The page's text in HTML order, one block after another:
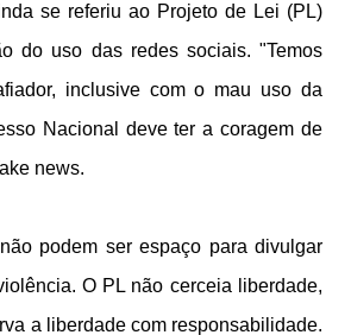
se referiu ao Projeto de Lei (PL)
do uso das redes sociais. "Temos
inclusive com o mau uso da
Nacional deve ter a coragem de
news.
podem ser espaço para divulgar
O PL não cerceia liberdade,
a liberdade com responsabilidade.